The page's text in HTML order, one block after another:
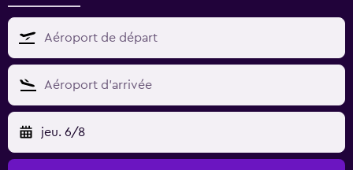
jeu. 6/8